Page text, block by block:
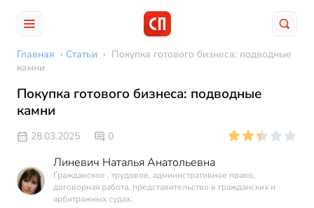
Главная › Статьи › Покупка готового бизнеса: подводные
камни
Покупка готового бизнеса: подводные
камни
28.03.2025 0
Линевич Наталья Анатольевна
Гражданское , трудовое, административное право,
договорная работа, представительство в гражданских и
арбитражных судах.